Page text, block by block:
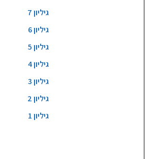
גיליון 7
גיליון 6
גיליון 5
גיליון 4
גיליון 3
גיליון 2
גיליון 1